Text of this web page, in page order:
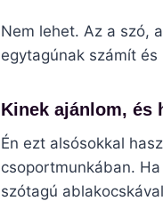
Nem lehet. Az a szó,
egytagúnak számít
Kinek ajánlom, és
Én ezt alsósokkal
csoportmunkában.
szótagú